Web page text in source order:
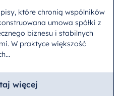
które chronią wspólników
umowa spółki z
biznesu i stabilnych
W praktyce większość
więcej